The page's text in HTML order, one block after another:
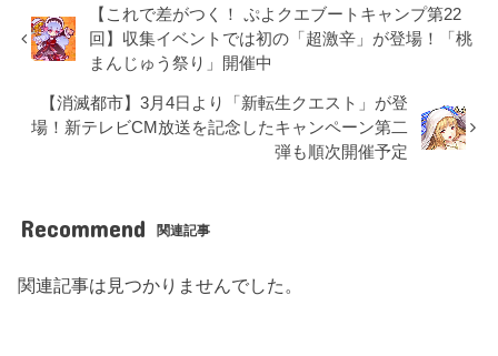
【これで差がつく！ ぷよクエブートキャンプ第22
回】収集イベントでは初の「超激辛」が登場！「桃
まんじゅう祭り」開催中
【消滅都市】3月4日より「新転生クエスト」が登
場！新テレビCM放送を記念したキャンペーン第二
弾も順次開催予定
Recommend 関連記事
関連記事は見つかりませんでした。